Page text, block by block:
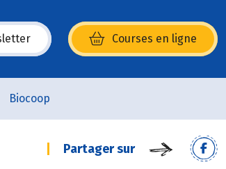
Courses en ligne
une nouvelle fenêtre)
Biocoop
Partager sur